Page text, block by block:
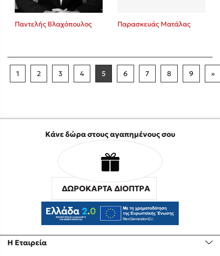
Παντελής Βλαχόπουλος Παρασκευάς Ματάλας
1 2 3 4 5 6 7 8 9 »
Η Εταιρεία
Κάνε δώρα στους αγαπημένους σου
ΔΩΡΟΚΑΡΤΑ ΔΙΟΠΤΡΑ